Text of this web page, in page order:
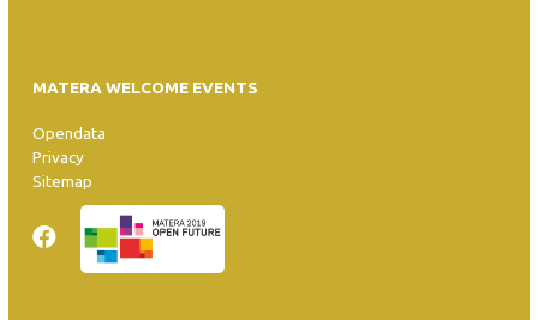
MATERA WELCOME EVENTS
Opendata
Privacy
Sitemap